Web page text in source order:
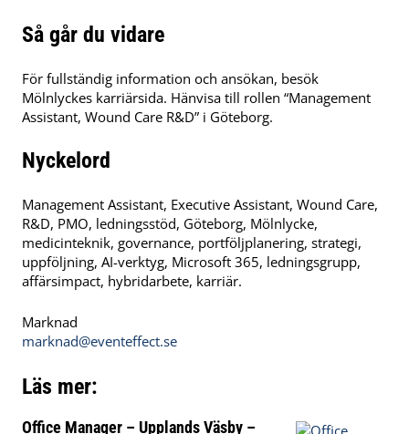
Så går du vidare
För fullständig information och ansökan, besök
Mölnlyckes karriärsida. Hänvisa till rollen “Management
Assistant, Wound Care R&D” i Göteborg.
Nyckelord
Management Assistant, Executive Assistant, Wound Care,
R&D, PMO, ledningsstöd, Göteborg, Mölnlycke,
medicinteknik, governance, portföljplanering, strategi,
uppföljning, AI-verktyg, Microsoft 365, ledningsgrupp,
affärsimpact, hybridarbete, karriär.
Marknad
marknad@eventeffect.se
Läs mer:
Office Manager – Upplands Väsby –